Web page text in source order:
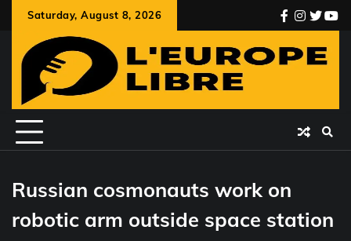
content
Saturday, August 8, 2026
facebook
Russian cosmonauts work on
robotic arm outside space station